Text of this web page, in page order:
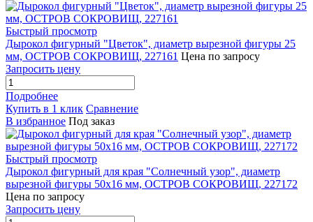
Быстрый просмотр
Дырокол фигурный "Цветок", диаметр вырезной фигуры 25
мм, ОСТРОВ СОКРОВИЩ, 227161 Цена по запросу
Запросить цену
Подробнее
Купить в 1 клик Сравнение
В избранное Под заказ
Быстрый просмотр
Дырокол фигурный для края "Солнечный узор", диаметр
вырезной фигуры 50х16 мм, ОСТРОВ СОКРОВИЩ, 227172
Цена по запросу
Запросить цену